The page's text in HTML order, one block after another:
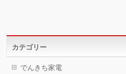
カテゴリー
でんきち家電